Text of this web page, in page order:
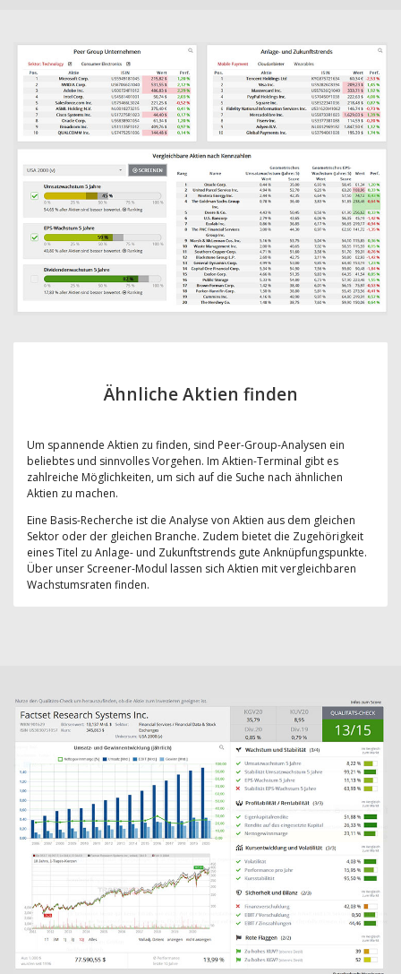
Ähnliche Aktien finden
Um spannende Aktien zu finden, sind Peer-Group-Analysen ein
beliebtes und sinnvolles Vorgehen. Im Aktien-Terminal gibt es
zahlreiche Möglichkeiten, um sich auf die Suche nach ähnlichen
Aktien zu machen.
Eine Basis-Recherche ist die Analyse von Aktien aus dem gleichen
Sektor oder der gleichen Branche. Zudem bietet die Zugehörigkeit
eines Titel zu Anlage- und Zukunftstrends gute Anknüpfungspunkte.
Über unser Screener-Modul lassen sich Aktien mit vergleichbaren
Wachstumsraten finden.